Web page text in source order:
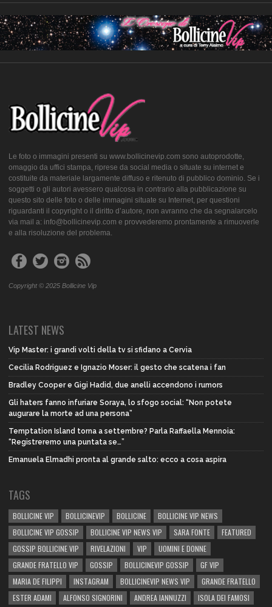
Le foto o immagini presenti su www.bollicinevip.com sono autoprodotte,
omaggio da uffici stampa, riprese da social media o situate su internet e
costituite da materiale largamente diffuso e ritenuto di pubblico dominio. Se i
soggetti o gli autori avessero qualcosa in contrario alla pubblicazione su
questo sito delle foto o delle immagini situate su Internet, per questioni
riguardanti il copyright o il diritto d’autore, non avranno che da segnalarcelo
via mail a: info@bollicinevip.com e provvederemo prontamente a rimuoverle
e alla risoluzione del problema.
Copyright © 2025 Bollicine Vip
LATEST NEWS
Vip Master: i grandi volti della tv si sfidano a Cervia
Cecilia Rodriguez e Ignazio Moser: il gesto che scatena i fan
Bradley Cooper e Gigi Hadid, due anelli accendono i rumors
Gli haters fanno infuriare Soraya, lo sfogo social: “Non potete
augurare la morte ad una persona”
Temptation Island torna a settembre? Parla Raffaella Mennoia:
“Registreremo una puntata se…”
Emanuela Elmadhi pronta al grande salto: ecco a cosa aspira
TAGS
BOLLICINE VIP BOLLICINEVIP BOLLICINE
BOLLICINE VIP NEWS
BOLLICINE VIP GOSSIP
BOLLICINE VIP NEWS VIP SARA FONTE
FEATURED
GOSSIP BOLLICINE VIP
RIVELAZIONI VIP
UOMINI E DONNE
GRANDE FRATELLO VIP
GOSSIP BOLLICINEVIP GOSSIP
GF VIP
MARIA DE FILIPPI
INSTAGRAM BOLLICINEVIP NEWS VIP
GRANDE FRATELLO
ESTER ADAMI
ALFONSO SIGNORINI ANDREA IANNUZZI ISOLA DEI FAMOSI